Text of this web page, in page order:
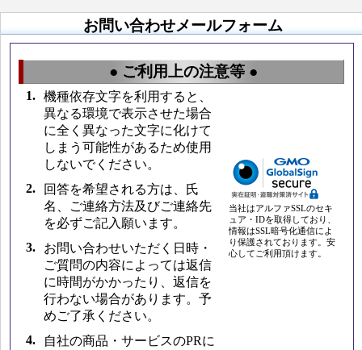
お問い合わせメールフォーム
● ご利用上の注意等 ●
1.
機種依存文字を利用すると、
異なる環境で表示させた場合
に全く異なった文字に化けて
しまう可能性があるため使用
しないでください。
当社はアルファSSLのセキ
ュア・IDを取得しており、
情報はSSL暗号化通信によ
り保護されております。安
心してご利用頂けます。
2.
回答を希望される方は、氏
名、ご連絡方法及びご連絡先
を必ずご記入願います。
3.
お問い合わせいただく日時・
ご質問の内容によっては返信
に時間がかかったり、返信を
行わない場合があります。予
めご了承ください。
4.
自社の商品・サービスのPRに